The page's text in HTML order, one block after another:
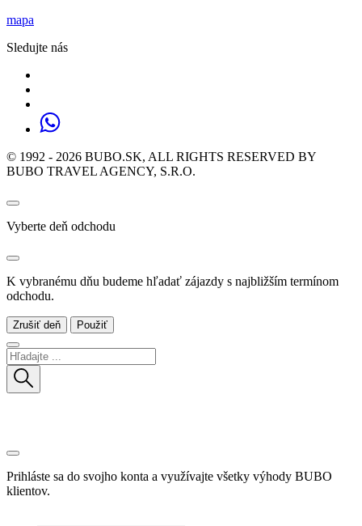
mapa
Sledujte nás
© 1992 - 2026 BUBO.SK, ALL RIGHTS RESERVED BY
BUBO TRAVEL AGENCY, S.R.O.
Vyberte deň odchodu
K vybranému dňu budeme hľadať zájazdy s najbližším termínom
odchodu.
Zrušiť deň Použiť
Prihláste sa do svojho konta a využívajte všetky výhody BUBO
klientov.